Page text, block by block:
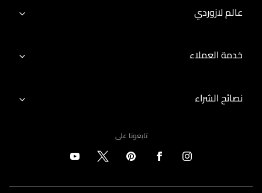
عالم لازوردي
خدمة العملاء
نصائح الشراء
تابعونا على